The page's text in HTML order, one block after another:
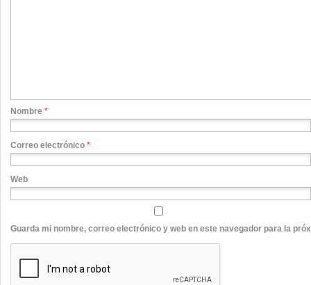
Nombre *
Correo electrónico *
Web
Guarda mi nombre, correo electrónico y web en este navegador para la